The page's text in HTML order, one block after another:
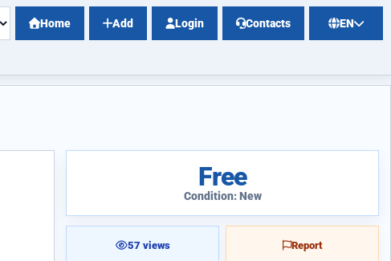
Home Add Login Contacts EN
Free
Condition: New
57 views Report